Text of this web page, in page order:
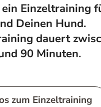
Einzeltraining
Deinen Hund.
dauert
90 Minuten.
zum Einzeltraining